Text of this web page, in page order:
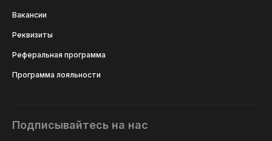
Вакансии
Реквизиты
Реферальная программа
Программа лояльности
Подписывайтесь на нас